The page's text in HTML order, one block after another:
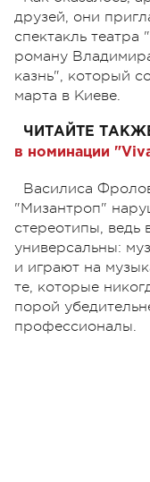
друзей, они
спектакль
роману
казнь", который
марта в Киеве.
ЧИТАЙТЕ
в номинации
Василиса
"Мизантроп"
стереотипы, ведь
универсальны:
и играют на
те, которые
порой
профессионалы.